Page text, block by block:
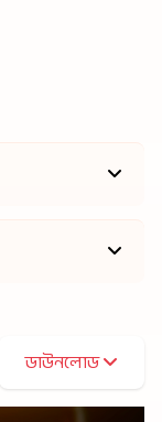
ডাউনলোড